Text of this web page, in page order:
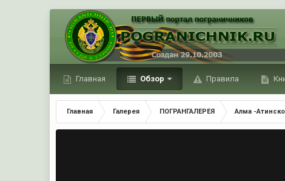
Главная Обзор Правила
Главная Галерея ПОГРАНГАЛЕРЕЯ Алма -